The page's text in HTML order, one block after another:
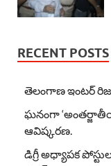
RECENT POSTS
తెలంగాణ ఇంటర్
ఘనంగా
ఆవిష్కరణ.
డిగ్రీ అధ్యాపక